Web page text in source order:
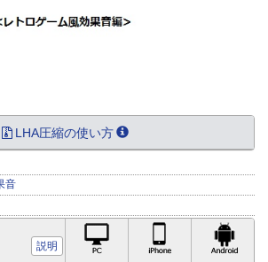
LHA圧縮の使い方
音
説明
iPhone対応